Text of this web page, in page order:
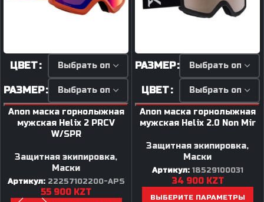
ЦВЕТ
РАЗМЕР
Anon маска горнолыжная
мужская Helix 2 PRCV
W/SPR
Защитная экипировка,
Маски
Артикул: 22257102200-APS
55 900 KZT
РАЗМЕР
ЦВЕТ
Anon маска горнолыжная
мужская Helix 2.0 Non Mir
Защитная экипировка,
Маски
Артикул: 18529100031
34 900 KZT
ВЫБЕРИТЕ ПАРАМЕТРЫ